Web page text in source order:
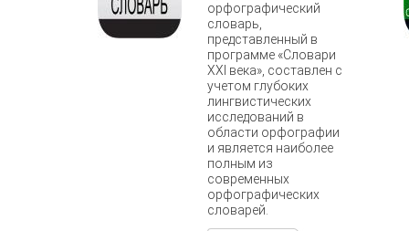
орфографический
словарь,
представленный в
программе «Словари
XXI века», составлен с
учетом глубоких
лингвистических
исследований в
области орфографии
и является наиболее
полным из
современных
орфографических
словарей.